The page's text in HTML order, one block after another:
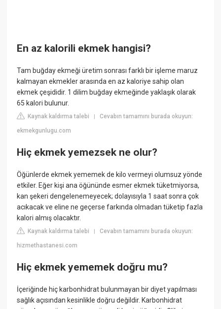
En az kalorili ekmek hangisi?
Tam buğday ekmeği üretim sonrası farklı bir işleme maruz
kalmayan ekmekler arasında en az kaloriye sahip olan
ekmek çeşididir. 1 dilim buğday ekmeğinde yaklaşık olarak
65 kalori bulunur.
Kaynak kaldırma talebi |Cevabın tamamını burada okuyun:
ekmekgunlugu.com
Hiç ekmek yemezsek ne olur?
Öğünlerde ekmek yememek de kilo vermeyi olumsuz yönde
etkiler. Eğer kişi ana öğününde esmer ekmek tüketmiyorsa,
kan şekeri dengelenemeyecek; dolayısıyla 1 saat sonra çok
acıkacak ve eline ne geçerse farkında olmadan tüketip fazla
kalori almış olacaktır.
Kaynak kaldırma talebi |Cevabın tamamını burada okuyun:
hizmethastanesi.com
Hiç ekmek yememek doğru mu?
İçeriğinde hiç karbonhidrat bulunmayan bir diyet yapılması
sağlık açısından kesinlikle doğru değildir. Karbonhidrat